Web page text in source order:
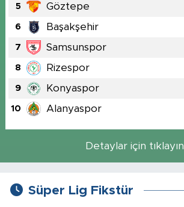
5 Göztepe
6 Başakşehir
7 Samsunspor
8 Rizespor
9 Konyaspor
10 Alanyaspor
Detaylar için tıklayın
Süper Lig Fikstür